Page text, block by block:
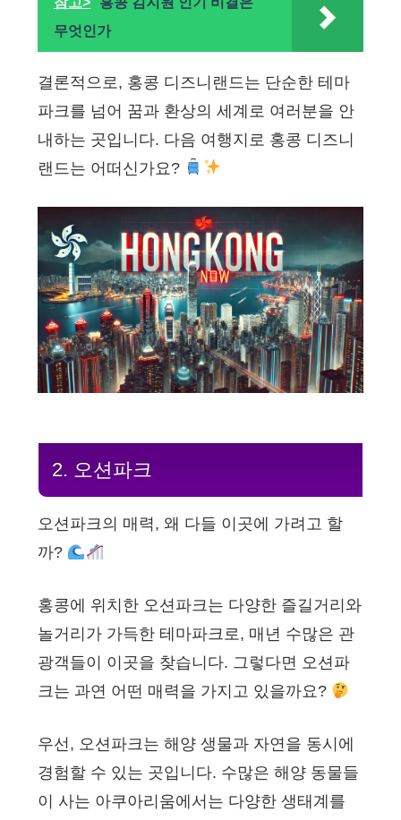
무엇인가
결론적으로, 홍콩 디즈니랜드는 단순한 테마
파크를 넘어 꿈과 환상의 세계로 여러분을 안
내하는 곳입니다. 다음 여행지로 홍콩 디즈니
랜드는 어떠신가요?
2. 오션파크
오션파크의 매력, 왜 다들 이곳에 가려고 할
까?
홍콩에 위치한 오션파크는 다양한 즐길거리와
놀거리가 가득한 테마파크로, 매년 수많은 관
광객들이 이곳을 찾습니다. 그렇다면 오션파
크는 과연 어떤 매력을 가지고 있을까요?
우선, 오션파크는 해양 생물과 자연을 동시에
경험할 수 있는 곳입니다. 수많은 해양 동물들
이 사는 아쿠아리움에서는 다양한 생태계를